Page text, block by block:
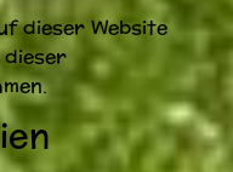
dieser Website